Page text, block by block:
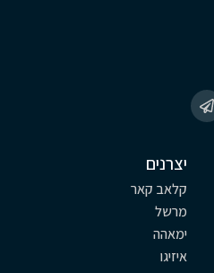
יצרנים
קלאב קאר
מרשל
ימאהה
איזיגו